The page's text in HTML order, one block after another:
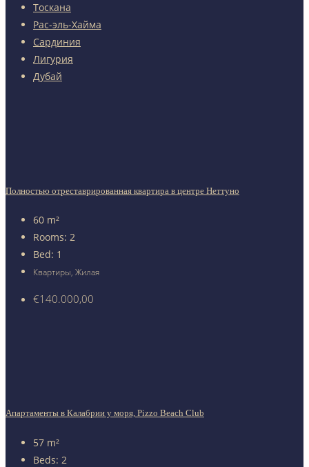
Тоскана
Рас-эль-Хайма
Сардиния
Лигурия
Дубай
Полностью отреставрированная квартира в центре Неттуно
60 m²
Rooms: 2
Bed: 1
Квартиры, Жилая
€140.000,00
Апартаменты в Калабрии у моря, Pizzo Beach Club
57 m²
Beds: 2